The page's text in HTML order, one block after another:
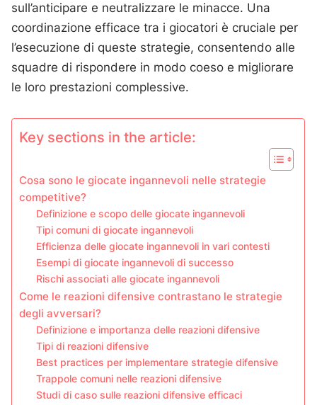
sull’anticipare e neutralizzare le minacce. Una
coordinazione efficace tra i giocatori è cruciale per
l’esecuzione di queste strategie, consentendo alle
squadre di rispondere in modo coeso e migliorare
le loro prestazioni complessive.
Key sections in the article:
Cosa sono le giocate ingannevoli nelle strategie
competitive?
Definizione e scopo delle giocate ingannevoli
Tipi comuni di giocate ingannevoli
Efficienza delle giocate ingannevoli in vari contesti
Esempi di giocate ingannevoli di successo
Rischi associati alle giocate ingannevoli
Come le reazioni difensive contrastano le strategie
degli avversari?
Definizione e importanza delle reazioni difensive
Tipi di reazioni difensive
Best practices per implementare strategie difensive
Trappole comuni nelle reazioni difensive
Studi di caso sulle reazioni difensive efficaci